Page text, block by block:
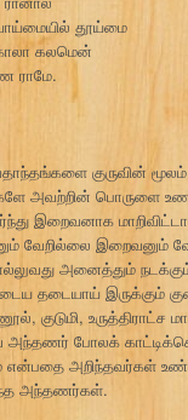
தூய்மை
கலமென்
ராமே.
குருவின் மூலம்
அவற்றின் பொருளை
இறைவனாக
வேறில்லை இறைவனும்
அனைத்தும்
தடையாய் இருக்கும்
குடுமி, உருத்திராட்ச
போலக்
என்பதை அறிந்தவர்கள்
அந்தணர்கள்.